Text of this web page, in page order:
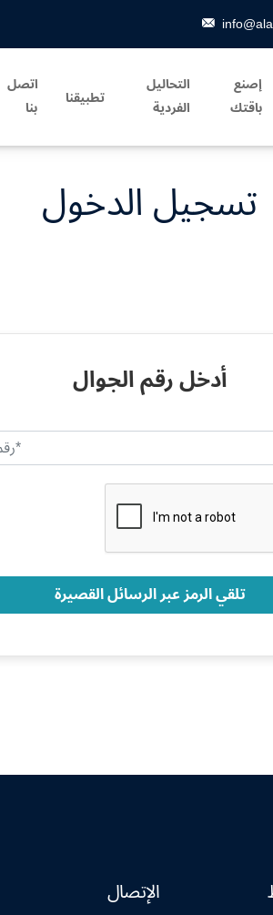
إصنع
باقتك
التحاليل
الفردية تطبيقنا اتصل
بنا
تسجيل الدخول
أدخل رقم الجوال
تلقي الرمز عبر الرسائل القصيرة
الإتصال